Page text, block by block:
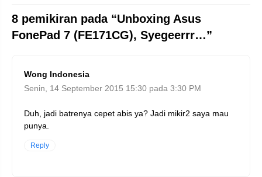
8 pemikiran pada “Unboxing Asus
FonePad 7 (FE171CG), Syegeerrr…”
Wong Indonesia
Senin, 14 September 2015 15:30 pada 3:30 PM
Duh, jadi batrenya cepet abis ya? Jadi mikir2 saya mau
punya.
Reply